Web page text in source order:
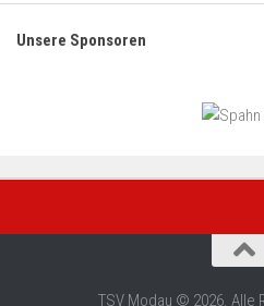
Unsere Sponsoren
TSV Modau © 2026. Alle